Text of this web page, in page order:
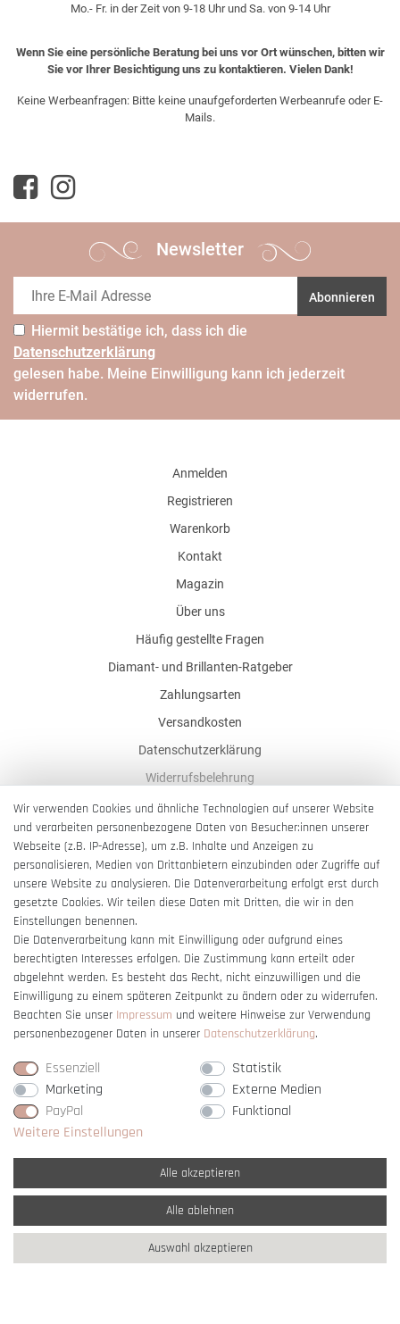
Mo.- Fr. in der Zeit von 9-18 Uhr und Sa. von 9-14 Uhr
Wenn Sie eine persönliche Beratung bei uns vor Ort wünschen, bitten wir
Sie vor Ihrer Besichtigung uns zu kontaktieren. Vielen Dank!
Keine Werbeanfragen: Bitte keine unaufgeforderten Werbeanrufe oder E-
Mails.
Newsletter
Abonnieren
Hiermit bestätige ich, dass ich die
Daten­schutz­erklärung
gelesen habe. Meine Einwilligung kann ich jederzeit
widerrufen.
Anmelden
Registrieren
Warenkorb
Kontakt
Magazin
Über uns
Häufig gestellte Fragen
Diamant- und Brillanten-Ratgeber
Zahlungsarten
Versandkosten
Datenschutzerklärung
Widerrufsbelehrung
AGB
Impressum
Barrierefreiheitserklärung
Vertrag widerrufen
* Alle Preise verstehen sich inkl. gesetzl. MwSt. undzzgl. Versandkosten
** Nur innerhalb Deutschlands© copyright 2007-2026 Schmuck Krone / Alle
Rechte vorbehalten / powered bycreateyourtemplate
Wir verwenden Cookies und ähnliche Technologien auf unserer Website
und verarbeiten personenbezogene Daten von Besucher:innen unserer
Webseite (z.B. IP-Adresse), um z.B. Inhalte und Anzeigen zu
personalisieren, Medien von Drittanbietern einzubinden oder Zugriffe auf
unsere Website zu analysieren. Die Datenverarbeitung erfolgt erst durch
gesetzte Cookies. Wir teilen diese Daten mit Dritten, die wir in den
Einstellungen benennen.
Die Datenverarbeitung kann mit Einwilligung oder aufgrund eines
berechtigten Interesses erfolgen. Die Zustimmung kann erteilt oder
abgelehnt werden. Es besteht das Recht, nicht einzuwilligen und die
Einwilligung zu einem späteren Zeitpunkt zu ändern oder zu widerrufen.
Beachten Sie unser Impressum und weitere Hinweise zur Verwendung
personenbezogener Daten in unserer Daten­schutz­erklärung.
Essenziell
Statistik
Marketing
Externe Medien
PayPal
Funktional
Weitere Einstellungen
Alle akzeptieren
Alle ablehnen
Auswahl akzeptieren